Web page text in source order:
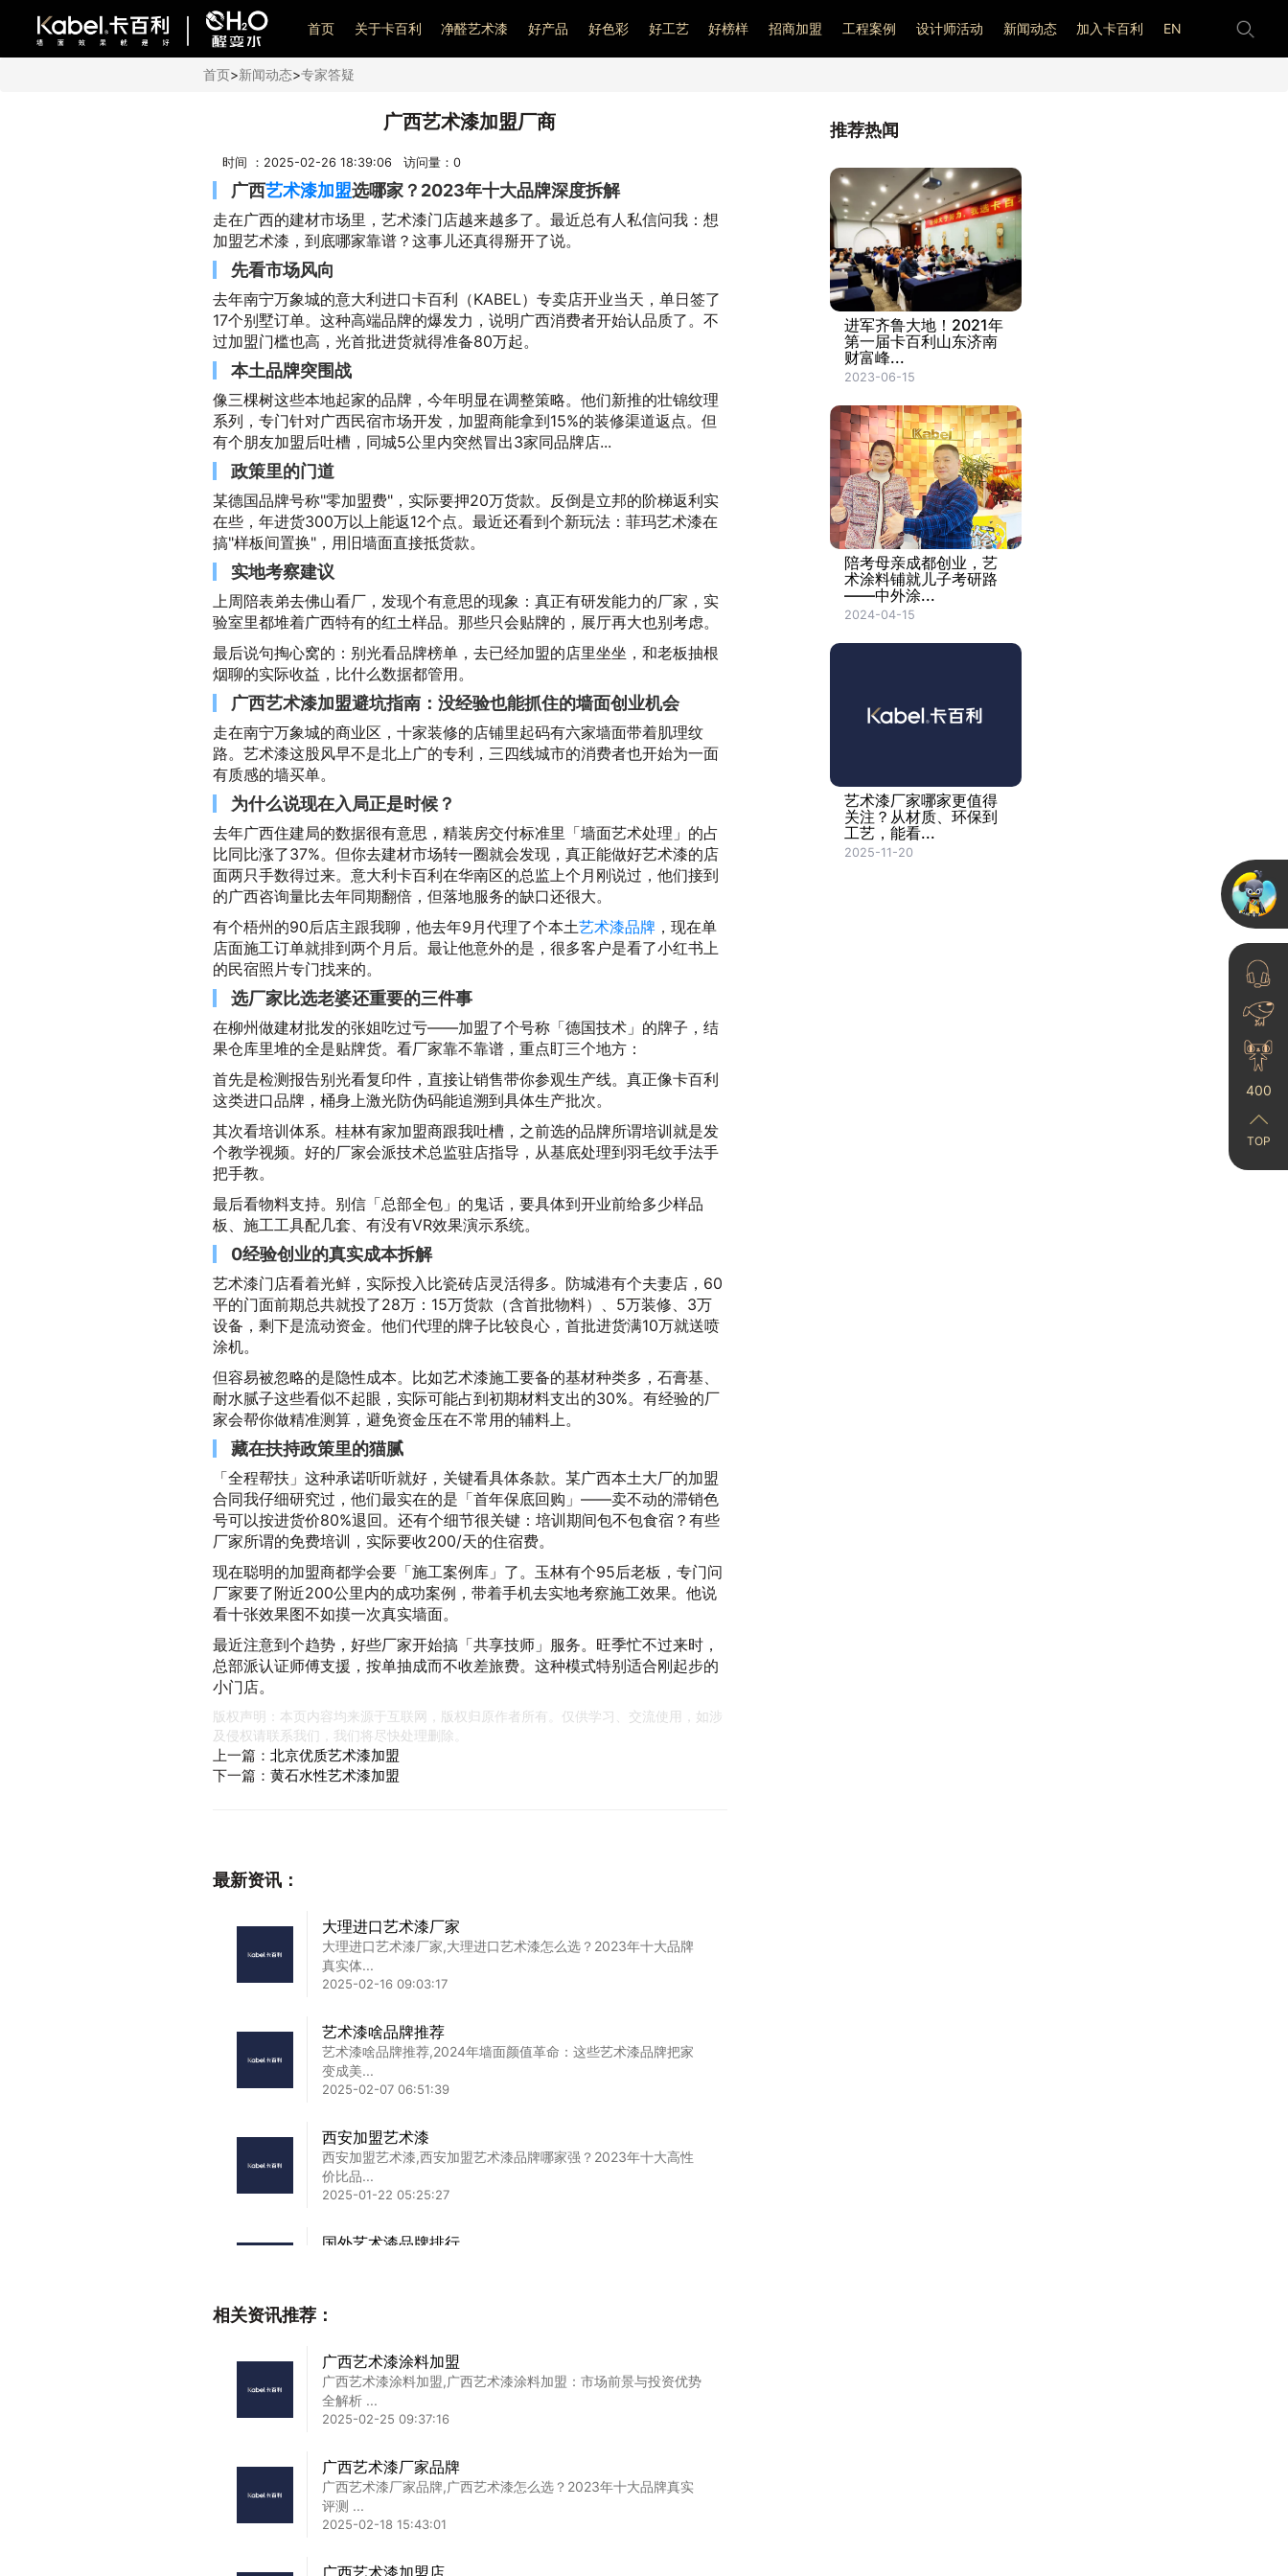
艺术漆加盟
首页 关于卡百利 净醛艺术漆 好产品 好色彩 好工艺 好榜样 招商加盟 工程案例 设计师活动 新闻动态 加入卡百利 EN
首页>新闻动态>专家答疑
广西艺术漆加盟厂商
时间 ：2025-02-26 18:39:06 访问量： 0
广西艺术漆加盟选哪家？2023年十大品牌深度拆解
走在广西的建材市场里，艺术漆门店越来越多了。最近总有人私信问我：想
加盟艺术漆，到底哪家靠谱？这事儿还真得掰开了说。
先看市场风向
去年南宁万象城的意大利进口卡百利（KABEL）专卖店开业当天，单日签了
17个别墅订单。这种高端品牌的爆发力，说明广西消费者开始认品质了。不
过加盟门槛也高，光首批进货就得准备80万起。
本土品牌突围战
像三棵树这些本地起家的品牌，今年明显在调整策略。他们新推的壮锦纹理
系列，专门针对广西民宿市场开发，加盟商能拿到15%的装修渠道返点。但
有个朋友加盟后吐槽，同城5公里内突然冒出3家同品牌店...
政策里的门道
某德国品牌号称"零加盟费"，实际要押20万货款。反倒是立邦的阶梯返利实
在些，年进货300万以上能返12个点。最近还看到个新玩法：菲玛艺术漆在
搞"样板间置换"，用旧墙面直接抵货款。
实地考察建议
上周陪表弟去佛山看厂，发现个有意思的现象：真正有研发能力的厂家，实
验室里都堆着广西特有的红土样品。那些只会贴牌的，展厅再大也别考虑。
最后说句掏心窝的：别光看品牌榜单，去已经加盟的店里坐坐，和老板抽根
烟聊的实际收益，比什么数据都管用。
广西艺术漆加盟避坑指南：没经验也能抓住的墙面创业机会
走在南宁万象城的商业区，十家装修的店铺里起码有六家墙面带着肌理纹
路。艺术漆这股风早不是北上广的专利，三四线城市的消费者也开始为一面
有质感的墙买单。
为什么说现在入局正是时候？
去年广西住建局的数据很有意思，精装房交付标准里「墙面艺术处理」的占
比同比涨了37%。但你去建材市场转一圈就会发现，真正能做好艺术漆的店
面两只手数得过来。意大利卡百利在华南区的总监上个月刚说过，他们接到
的广西咨询量比去年同期翻倍，但落地服务的缺口还很大。
有个梧州的90后店主跟我聊，他去年9月代理了个本土艺术漆品牌 ，现在单
店面施工订单就排到两个月后。最让他意外的是，很多客户是看了小红书上
的民宿照片专门找来的。
选厂家比选老婆还重要的三件事
在柳州做建材批发的张姐吃过亏——加盟了个号称「德国技术」的牌子，结
果仓库里堆的全是贴牌货。看厂家靠不靠谱，重点盯三个地方：
首先是检测报告别光看复印件，直接让销售带你参观生产线。真正像卡百利
这类进口品牌，桶身上激光防伪码能追溯到具体生产批次。
其次看培训体系。桂林有家加盟商跟我吐槽，之前选的品牌所谓培训就是发
个教学视频。好的厂家会派技术总监驻店指导，从基底处理到羽毛纹手法手
把手教。
最后看物料支持。别信「总部全包」的鬼话，要具体到开业前给多少样品
板、施工工具配几套、有没有VR效果演示系统。
0经验创业的真实成本拆解
艺术漆门店看着光鲜，实际投入比瓷砖店灵活得多。防城港有个夫妻店，60
平的门面前期总共就投了28万：15万货款（含首批物料）、5万装修、3万
设备，剩下是流动资金。他们代理的牌子比较良心，首批进货满10万就送喷
涂机。
但容易被忽略的是隐性成本。比如艺术漆施工要备的基材种类多，石膏基、
耐水腻子这些看似不起眼，实际可能占到初期材料支出的30%。有经验的厂
家会帮你做精准测算，避免资金压在不常用的辅料上。
藏在扶持政策里的猫腻
「全程帮扶」这种承诺听听就好，关键看具体条款。某广西本土大厂的加盟
合同我仔细研究过，他们最实在的是「首年保底回购」——卖不动的滞销色
号可以按进货价80%退回。还有个细节很关键：培训期间包不包食宿？有些
厂家所谓的免费培训，实际要收200/天的住宿费。
现在聪明的加盟商都学会要「施工案例库」了。玉林有个95后老板，专门问
厂家要了附近200公里内的成功案例，带着手机去实地考察施工效果。他说
看十张效果图不如摸一次真实墙面。
最近注意到个趋势，好些厂家开始搞「共享技师」服务。旺季忙不过来时，
总部派认证师傅支援，按单抽成而不收差旅费。这种模式特别适合刚起步的
小门店。
版权声明：本页内容均来源于互联网，版权归原作者所有。仅供学习、交流使用，如涉
及侵权请联系我们，我们将尽快处理删除。
上一篇： 北京优质艺术漆加盟
下一篇： 黄石水性艺术漆加盟
最新资讯：
大理进口艺术漆厂家
大理进口艺术漆厂家,大理进口艺术漆怎么选？2023年十大品牌
真实体...
2025-02-16 09:03:17
艺术漆啥品牌推荐
艺术漆啥品牌推荐,2024年墙面颜值革命：这些艺术漆品牌把家
变成美...
2025-02-07 06:51:39
西安加盟艺术漆
西安加盟艺术漆,西安加盟艺术漆品牌哪家强？2023年十大高性
价比品...
2025-01-22 05:25:27
国外艺术漆品牌排行
上海品牌艺术漆加盟,上海艺术漆加盟怎么选？2023年这10个品
牌闭...
2025-02-16 23:10:07
艺术漆加盟优质商家,2024年想加盟艺术漆？这十大品牌闭眼选
都不会...
2025-02-26 17:00:17
相关资讯推荐：
广西艺术漆涂料加盟
广西艺术漆涂料加盟,广西艺术漆涂料加盟：市场前景与投资优势
全解析 ...
2025-02-25 09:37:16
广西艺术漆厂家品牌
广西艺术漆厂家品牌,广西艺术漆怎么选？2023年十大品牌真实
评测 ...
2025-02-18 15:43:01
广西艺术漆加盟店
推荐热闻
进军齐鲁大地！2021年
第一届卡百利山东济南
财富峰...
2023-06-15
陪考母亲成都创业，艺
术涂料铺就儿子考研路
——中外涂...
2024-04-15
艺术漆厂家哪家更值得
关注？从材质、环保到
工艺，能看...
2025-11-20
400
TOP